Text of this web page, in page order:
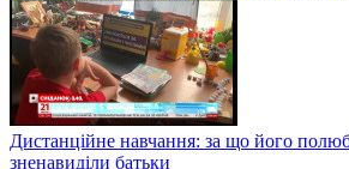
Дистанційне навчання: за що його
зненавиділи батьки